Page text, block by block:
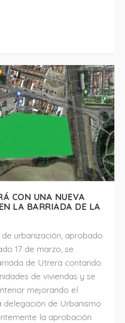
CON UNA NUEVA
LA BARRIADA DE LA
urbanización, aprobado
17 de marzo, se
de Utrera contando
de viviendas y se
mejorando el
de Urbanismo
la aprobación